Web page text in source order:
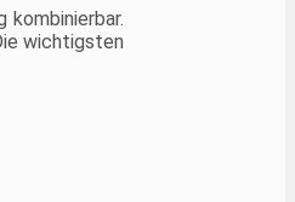
wichtigsten